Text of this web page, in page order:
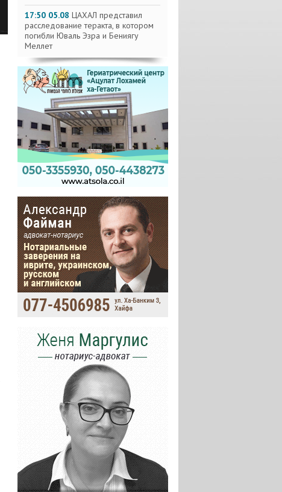
17:50 05.08 ЦАХАЛ представил
расследование теракта, в котором
погибли Юваль Эзра и Бениягу
Меллет